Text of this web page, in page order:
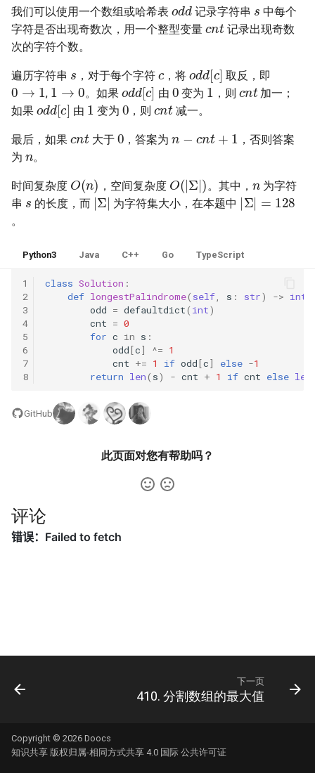
32.2. 从上到下打印二叉树 II
33. 二叉搜索树的后序遍历序
列
34. 二叉树中和为某一值的路
径
35. 复杂链表的复制
38. 字符串的排列
39. 数组中出现次数超过一半
的数字
41. 数据流中的中位数
42. 连续子数组的最大和
43. 1 ～ n 整数中 1 出现的次
数
44. 数字序列中某一位的数字
48. 最长不含重复字符的子字
符串
49. 丑数
28. 展平多级双向链表
30. 插入、删除和随机访问都
是 O(1) 的容器
31. 最近最少使用缓存
32. 有效的变位词
34. 外星语言是否排序
35. 最小时间差
36. 后缀表达式
37. 小行星碰撞
38. 每日温度
39. 直方图最大矩形面积
40. 矩阵中最大的矩形
42. 最近请求次数
47. 二叉树剪枝
48. 序列化与反序列化二叉树
4.9. 二叉搜索树序列
4.10. 检查子树
4.12. 求和路径
5.1. 插入
5.2. 二进制数转字符串
5.3. 翻转数位
5.6. 整数转换
5.7. 配对交换
5.8. 绘制直线
8.1. 三步问题
8.3. 魔术索引
8.6. 汉诺塔问题
8.12. 八皇后
我们可以使用一个数组或哈希表 记录字符串
中每个
字符是否出现奇数次，用一个整型变量
cnt
记录出现奇数
次的字符个数。
遍历字符串 ，对于每个字符 ，将
dd [ c]
取反，即
0→1
,
1→0
。如果
o dd[ c]
由
0
变为
1
，则
cn t
加一；
如果
odd [c ]
由
1
变为
0
，则
cnt
减一。
最后，如果 大于 ，答案为
，否则答案
为
n
。
时间复杂度
O ( n)
，空间复杂度
O (|Σ|)
。其中，
为字符
串
s
的长度，而
|Σ|
为字符集大小，在本题中
|Σ|=128
。
Python3 Java C++ Go TypeScript
1
2
3
4
5
6
7
8
class Solution :
def longestPalindrome( self, s : str) -> int
odd = defaultdict( int)
cnt = 0
for c in s :
odd[c] ^= 1
cnt += 1 if odd[c] else -1
return len( s) - cnt + 1 if cnt else len
GitHub
此页面对您有帮助吗？
评论
下一页
410. 分割数组的最大值
Copyright © 2026 Doocs
知识共享 版权归属-相同方式共享 4.0 国际 公共许可证